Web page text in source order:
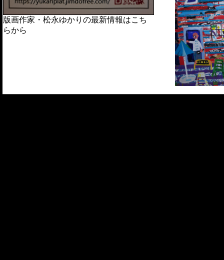
版画作家・松永ゆかりの最新情報はこち
らから